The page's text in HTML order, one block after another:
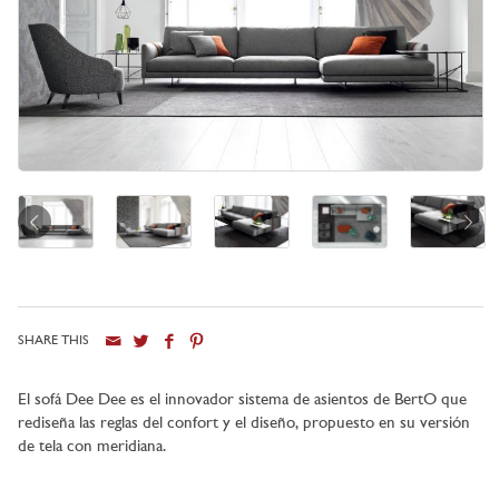
SHARE THIS
El sofá Dee Dee es el innovador sistema de asientos de BertO que
rediseña las reglas del confort y el diseño, propuesto en su versión
de tela con meridiana.